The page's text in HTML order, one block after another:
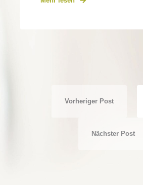
Vorheriger Post
Nächster Post